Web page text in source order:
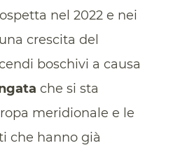
nel 2022 e nei
crescita del
boschivi a causa
che si sta
meridionale e le
che hanno già